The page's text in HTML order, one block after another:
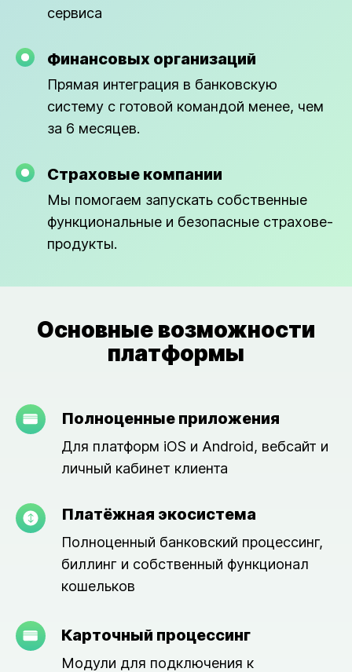
сервиса
Финансовых организаций
Прямая интеграция в банковскую
систему с готовой командой менее, чем
за 6 месяцев.
Страховые компании
Мы помогаем запускать собственные
функциональные и безопасные страхове-
продукты.
Основные возможности
платформы
Полноценные приложения
Для платформ iOS и Android, вебсайт и
личный кабинет клиента
Платёжная экосистема
Полноценный банковский процессинг,
биллинг и собственный функционал
кошельков
Карточный процессинг
Модули для подключения к